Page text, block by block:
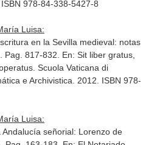
978-84-338-5427-8
Luisa:
en la Sevilla medieval: notas
Pag. 817-832. En: Sit liber gratus,
. Scuola Vaticana di
e Archivistica. 2012. ISBN 978-
Luisa:
señorial: Lorenzo de